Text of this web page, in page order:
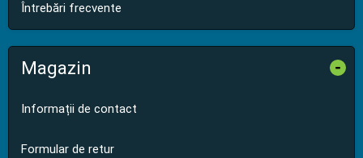
Întrebări frecvente
Magazin -
Informații de contact
Formular de retur